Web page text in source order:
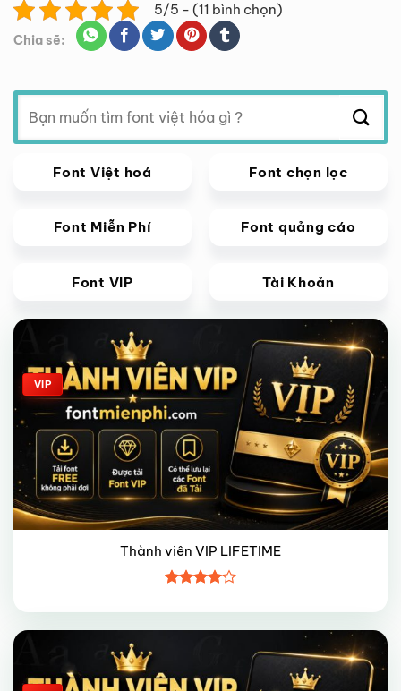
5/5 - (11 bình chọn)
Chia sẽ:
Tìm
kiếm:
Font Việt hoá Font chọn lọc
Font Miễn Phí Font quảng cáo
Font VIP Tài Khoản
Giảm giá!
VIP
Thành viên VIP LIFETIME
xếp hạng
Giảm giá!